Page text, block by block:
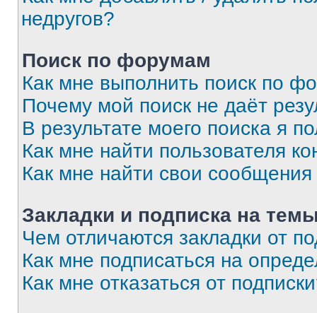
недругов?
Поиск по форумам
Как мне выполнить поиск по
Почему мой поиск не даёт
В результате моего поиска я
Как мне найти пользователя
Как мне найти свои
Закладки и подписка на
Чем отличаются закладки от
Как мне подписаться на
Как мне отказаться от